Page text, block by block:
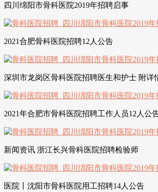
四川绵阳市骨科医院2019年招聘启事
2021合肥骨科医院招聘12人公告
深圳市龙岗区骨科医院招聘医生和护士 附详
2021年合肥市骨科医院招聘工作人员12人公
新闻资讯 浙江长兴骨科医院招聘检验师
医院丨沈阳市骨科医院用工招聘14人公告